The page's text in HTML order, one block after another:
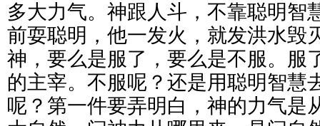
多大力气。神跟人斗，不靠聪明智
前耍聪明，他一发火，就发洪水毁
神，要么是服了，要么是不服。服
的主宰。不服呢？还是用聪明智慧
呢？第一件要弄明白，神的力气是